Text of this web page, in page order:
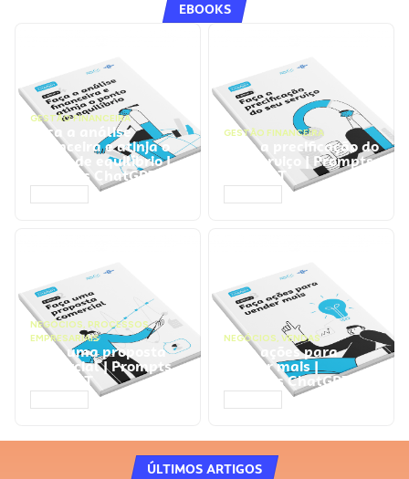
EBOOKS
GESTÃO FINANCEIRA
Faça a análise
financeira e atinja o
ponto de equilíbrio |
Prompts ChatGPT
GESTÃO FINANCEIRA
Faça a precificação do
seu serviço | Prompts
ChatGPT
NEGÓCIOS, PROCESSOS
EMPRESARIAIS
Faça uma proposta
comercial | Prompts
ChatGPT
NEGÓCIOS, VENDAS
Faça ações para
vender mais |
Prompts ChatGPT
ÚLTIMOS ARTIGOS